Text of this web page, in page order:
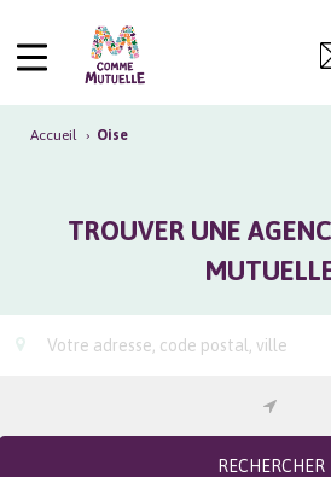
Accueil › Oise
TROUVER UNE
RECHERCHER